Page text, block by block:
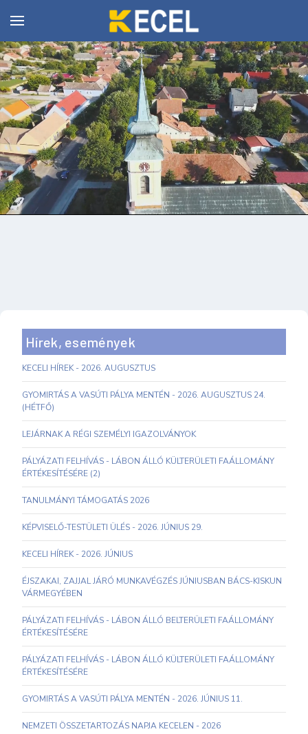
Hírek, események
KECELI HÍREK - 2026. AUGUSZTUS
GYOMIRTÁS A VASÚTI PÁLYA MENTÉN - 2026. AUGUSZTUS 24.
(HÉTFŐ)
LEJÁRNAK A RÉGI SZEMÉLYI IGAZOLVÁNYOK
PÁLYÁZATI FELHÍVÁS - LÁBON ÁLLÓ KÜLTERÜLETI FAÁLLOMÁNY
ÉRTÉKESÍTÉSÉRE (2)
TANULMÁNYI TÁMOGATÁS 2026
KÉPVISELŐ-TESTÜLETI ÜLÉS - 2026. JÚNIUS 29.
KECELI HÍREK - 2026. JÚNIUS
ÉJSZAKAI, ZAJJAL JÁRÓ MUNKAVÉGZÉS JÚNIUSBAN BÁCS-KISKUN
VÁRMEGYÉBEN
PÁLYÁZATI FELHÍVÁS - LÁBON ÁLLÓ BELTERÜLETI FAÁLLOMÁNY
ÉRTÉKESÍTÉSÉRE
PÁLYÁZATI FELHÍVÁS - LÁBON ÁLLÓ KÜLTERÜLETI FAÁLLOMÁNY
ÉRTÉKESÍTÉSÉRE
GYOMIRTÁS A VASÚTI PÁLYA MENTÉN - 2026. JÚNIUS 11.
NEMZETI ÖSSZETARTOZÁS NAPJA KECELEN - 2026